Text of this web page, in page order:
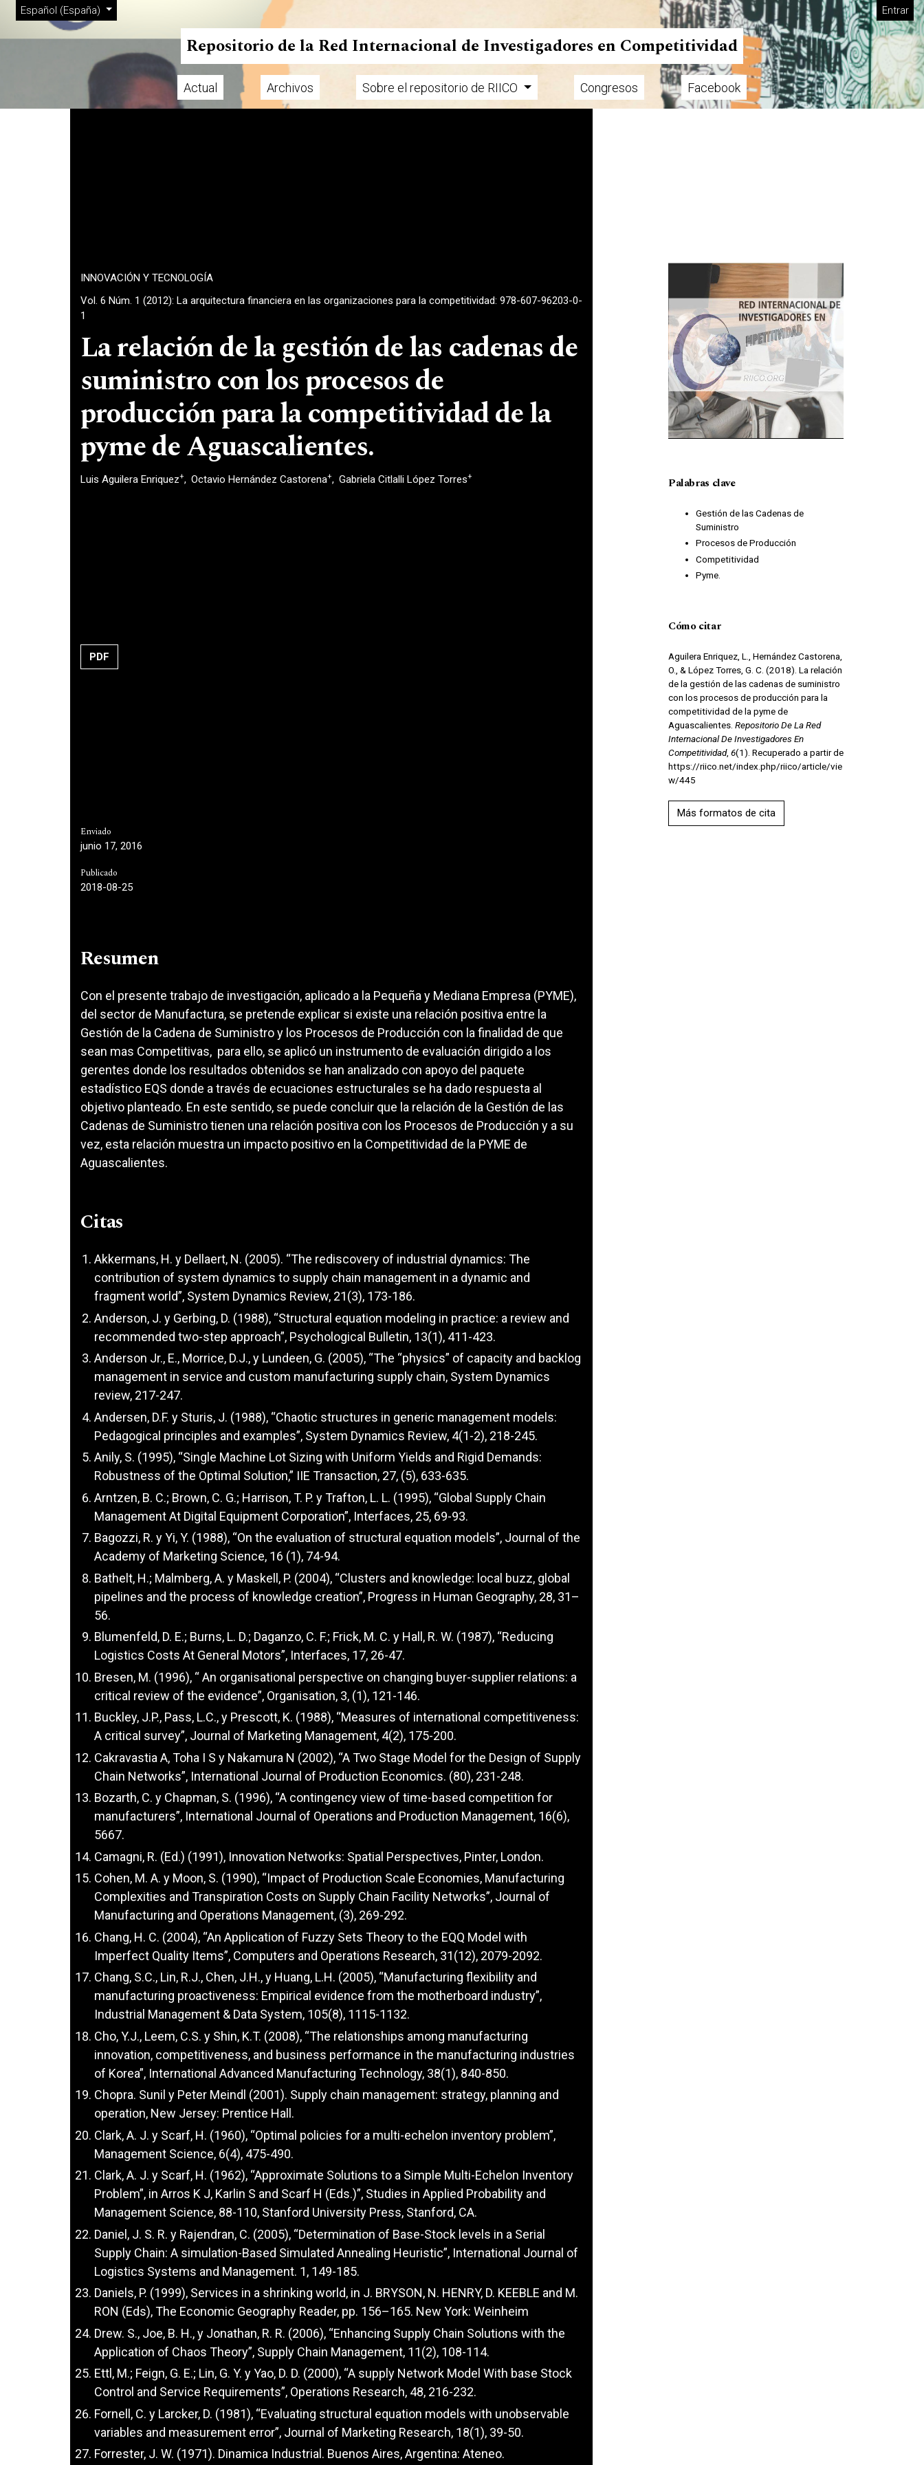
Ir al menú de navegación principal
Ir al contenido principal
Ir al pie de página del sitio
Cambiar el idioma. El actual es:
Español (España)
Menú de administración Entrar
Repositorio de la Red Internacional de Investigadores en Competitividad
Menú principal Actual Archivos Sobre el repositorio de RIICO Congresos Facebook
INNOVACIÓN Y TECNOLOGÍA
Vol. 6 Núm. 1 (2012): La arquitectura financiera en las organizaciones para la competitividad: 978-607-96203-0-
1
La relación de la gestión de las cadenas de
suministro con los procesos de
producción para la competitividad de la
pyme de Aguascalientes.
Luis Aguilera Enriquez+ Octavio Hernández Castorena+ Gabriela Citlalli López Torres+
PDF
Enviado
junio 17, 2016
Publicado
2018-08-25
Resumen
Con el presente trabajo de investigación, aplicado a la Pequeña y Mediana Empresa (PYME),
del sector de Manufactura, se pretende explicar si existe una relación positiva entre la
Gestión de la Cadena de Suministro y los Procesos de Producción con la finalidad de que
sean mas Competitivas, para ello, se aplicó un instrumento de evaluación dirigido a los
gerentes donde los resultados obtenidos se han analizado con apoyo del paquete
estadístico EQS donde a través de ecuaciones estructurales se ha dado respuesta al
objetivo planteado. En este sentido, se puede concluir que la relación de la Gestión de las
Cadenas de Suministro tienen una relación positiva con los Procesos de Producción y a su
vez, esta relación muestra un impacto positivo en la Competitividad de la PYME de
Aguascalientes.
Citas
Akkermans, H. y Dellaert, N. (2005). “The rediscovery of industrial dynamics: The
contribution of system dynamics to supply chain management in a dynamic and
fragment world”, System Dynamics Review, 21(3), 173-186.
Anderson, J. y Gerbing, D. (1988), “Structural equation modeling in practice: a review and
recommended two-step approach”, Psychological Bulletin, 13(1), 411-423.
Anderson Jr., E., Morrice, D.J., y Lundeen, G. (2005), “The “physics” of capacity and backlog
management in service and custom manufacturing supply chain, System Dynamics
review, 217-247.
Andersen, D.F. y Sturis, J. (1988), “Chaotic structures in generic management models:
Pedagogical principles and examples”, System Dynamics Review, 4(1-2), 218-245.
Anily, S. (1995), “Single Machine Lot Sizing with Uniform Yields and Rigid Demands:
Robustness of the Optimal Solution,” IIE Transaction, 27, (5), 633-635.
Arntzen, B. C.; Brown, C. G.; Harrison, T. P. y Trafton, L. L. (1995), “Global Supply Chain
Management At Digital Equipment Corporation”, Interfaces, 25, 69-93.
Bagozzi, R. y Yi, Y. (1988), “On the evaluation of structural equation models”, Journal of the
Academy of Marketing Science, 16 (1), 74-94.
Bathelt, H.; Malmberg, A. y Maskell, P. (2004), “Clusters and knowledge: local buzz, global
pipelines and the process of knowledge creation”, Progress in Human Geography, 28, 31–
56.
Blumenfeld, D. E.; Burns, L. D.; Daganzo, C. F.; Frick, M. C. y Hall, R. W. (1987), “Reducing
Logistics Costs At General Motors”, Interfaces, 17, 26-47.
Bresen, M. (1996), “ An organisational perspective on changing buyer-supplier relations: a
critical review of the evidence”, Organisation, 3, (1), 121-146.
Buckley, J.P., Pass, L.C., y Prescott, K. (1988), “Measures of international competitiveness:
A critical survey”, Journal of Marketing Management, 4(2), 175-200.
Cakravastia A, Toha I S y Nakamura N (2002), “A Two Stage Model for the Design of Supply
Chain Networks”, International Journal of Production Economics. (80), 231-248.
Bozarth, C. y Chapman, S. (1996), “A contingency view of time-based competition for
manufacturers”, International Journal of Operations and Production Management, 16(6),
5667.
Camagni, R. (Ed.) (1991), Innovation Networks: Spatial Perspectives, Pinter, London.
Cohen, M. A. y Moon, S. (1990), “Impact of Production Scale Economies, Manufacturing
Complexities and Transpiration Costs on Supply Chain Facility Networks”, Journal of
Manufacturing and Operations Management, (3), 269-292.
Chang, H. C. (2004), “An Application of Fuzzy Sets Theory to the EQQ Model with
Imperfect Quality Items”, Computers and Operations Research, 31(12), 2079-2092.
Chang, S.C., Lin, R.J., Chen, J.H., y Huang, L.H. (2005), “Manufacturing flexibility and
manufacturing proactiveness: Empirical evidence from the motherboard industry”,
Industrial Management & Data System, 105(8), 1115-1132.
Cho, Y.J., Leem, C.S. y Shin, K.T. (2008), “The relationships among manufacturing
innovation, competitiveness, and business performance in the manufacturing industries
of Korea”, International Advanced Manufacturing Technology, 38(1), 840-850.
Chopra. Sunil y Peter Meindl (2001). Supply chain management: strategy, planning and
operation, New Jersey: Prentice Hall.
Clark, A. J. y Scarf, H. (1960), “Optimal policies for a multi-echelon inventory problem”,
Management Science, 6(4), 475-490.
Clark, A. J. y Scarf, H. (1962), “Approximate Solutions to a Simple Multi-Echelon Inventory
Problem”, in Arros K J, Karlin S and Scarf H (Eds.)”, Studies in Applied Probability and
Management Science, 88-110, Stanford University Press, Stanford, CA.
Daniel, J. S. R. y Rajendran, C. (2005), “Determination of Base-Stock levels in a Serial
Supply Chain: A simulation-Based Simulated Annealing Heuristic”, International Journal of
Logistics Systems and Management. 1, 149-185.
Daniels, P. (1999), Services in a shrinking world, in J. BRYSON, N. HENRY, D. KEEBLE and M.
RON (Eds), The Economic Geography Reader, pp. 156–165. New York: Weinheim
Drew. S., Joe, B. H., y Jonathan, R. R. (2006), “Enhancing Supply Chain Solutions with the
Application of Chaos Theory”, Supply Chain Management, 11(2), 108-114.
Ettl, M.; Feign, G. E.; Lin, G. Y. y Yao, D. D. (2000), “A supply Network Model With base Stock
Control and Service Requirements”, Operations Research, 48, 216-232.
Fornell, C. y Larcker, D. (1981), “Evaluating structural equation models with unobservable
variables and measurement error”, Journal of Marketing Research, 18(1), 39-50.
Forrester, J. W. (1971). Dinamica Industrial. Buenos Aires, Argentina: Ateneo.
Imagen de portada
Palabras clave
Gestión de las Cadenas de
Suministro
Procesos de Producción
Competitividad
Pyme.
Cómo citar
Aguilera Enriquez, L., Hernández Castorena,
O., & López Torres, G. C. (2018). La relación
de la gestión de las cadenas de suministro
con los procesos de producción para la
competitividad de la pyme de
Aguascalientes. Repositorio De La Red
Internacional De Investigadores En
Competitividad, 6(1). Recuperado a partir de
https://riico.net/index.php/riico/article/vie
w/445
Más formatos de cita